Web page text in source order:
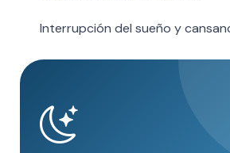
Interrupción del sueño y